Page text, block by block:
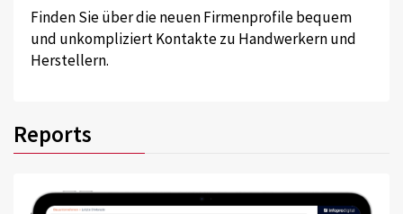
Finden Sie über die neuen Firmenprofile bequem
und unkompliziert Kontakte zu Handwerkern und
Herstellern.
Reports